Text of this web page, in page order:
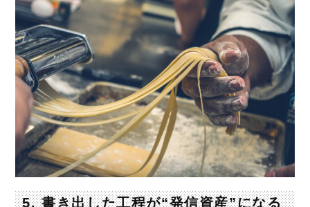
5. 書き出した工程が“発信資産”になる